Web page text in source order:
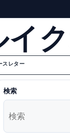
スレター
検索